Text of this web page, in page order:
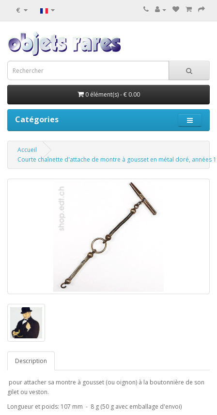
€
0 élément(s) - € 0.00
Catégories
Accueil
Courte chaînette d'attache de montre à gousset en métal doré, années
Description
pour attacher sa montre à gousset (ou oignon) à la boutonnière de son
gilet ou veston.
Longueur et poids: 107 mm - 8 g (50 g avec emballage d'envoi)